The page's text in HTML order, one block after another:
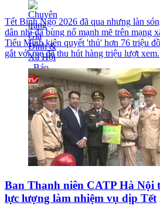
Tết Bính Ngọ 2026 đã qua nhưng làn
dân nhí đã bùng nổ mạnh mẽ trên mạng
Tiểu Minh kiên quyết 'thủ' hơn 76 triệu
gắt với mẹ đã thu hút hàng triệu lượt xem.
Ban Thanh niên CATP Hà Nội
lực lượng làm nhiệm vụ dịp Tết